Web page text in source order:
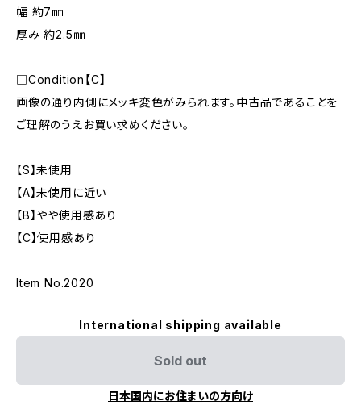
幅 約7㎜
厚み 約2.5㎜
□Condition【C】
画像の通り内側にメッキ変色がみられます。中古品であることを
ご理解のうえお買い求めください。
【S】未使用
【A】未使用に近い
【B】やや使用感あり
【C】使用感あり
Item No.2020
International shipping available
Sold out
日本国内にお住まいの方向け